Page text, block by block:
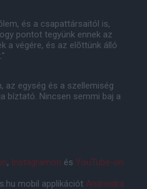
és a csapattársaitól is,
pontot tegyünk ennek az
a végére, és az elõttünk álló
az egység és a szellemiség
bíztató. Nincsen semmi baj a
, Instagramon és YouTube-on
mobil applikációt Androidra